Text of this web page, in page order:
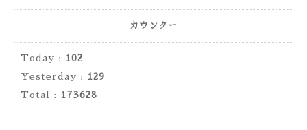
カウンター
Today :
102
Yesterday :
129
Total :
173628